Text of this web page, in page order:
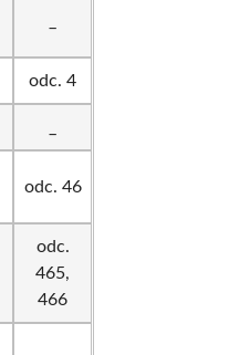
odc. 4
odc. 46
odc.
465,
466